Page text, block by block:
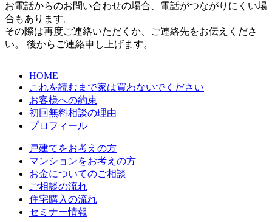
お電話からのお問い合わせの場合、電話がつながりにくい場
合もあります。
その際は再度ご連絡いただくか、ご連絡先をお伝えくださ
い。 後からご連絡申し上げます。
HOME
これを読むまで家は買わないでください
お客様への約束
初回無料相談の理由
プロフィール
戸建てをお考えの方
マンションをお考えの方
お金についてのご相談
ご相談の流れ
住宅購入の流れ
セミナー情報